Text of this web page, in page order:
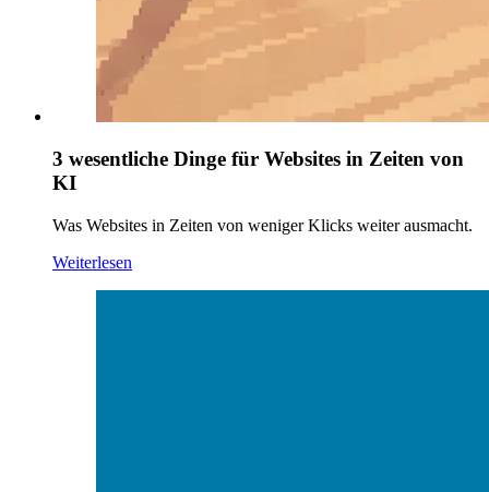
3 wesentliche Dinge für Websites in Zeiten von
KI
Was Websites in Zeiten von weniger Klicks weiter ausmacht.
Weiterlesen